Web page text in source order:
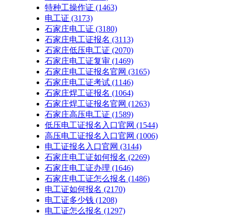
特种工操作证 (1463)
电工证 (3173)
石家庄电工证 (3180)
石家庄电工证报名 (3113)
石家庄低压电工证 (2070)
石家庄电工证复审 (1469)
石家庄电工证报名官网 (3165)
石家庄电工证考试 (1146)
石家庄焊工证报名 (1064)
石家庄焊工证报名官网 (1263)
石家庄高压电工证 (1589)
低压电工证报名入口官网 (1544)
高压电工证报名入口官网 (1006)
电工证报名入口官网 (3144)
石家庄电工证如何报名 (2269)
石家庄电工证办理 (1646)
石家庄电工证怎么报名 (1486)
电工证如何报名 (2170)
电工证多少钱 (1208)
电工证怎么报名 (1297)